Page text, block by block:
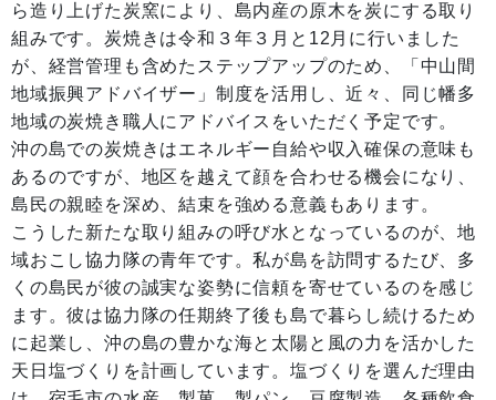
ら造り上げた炭窯により、島内産の原木を炭にする取り
組みです。炭焼きは令和３年３月と12月に行いました
が、経営管理も含めたステップアップのため、「中山間
地域振興アドバイザー」制度を活用し、近々、同じ幡多
地域の炭焼き職人にアドバイスをいただく予定です。
沖の島での炭焼きはエネルギー自給や収入確保の意味も
あるのですが、地区を越えて顔を合わせる機会になり、
島民の親睦を深め、結束を強める意義もあります。
こうした新たな取り組みの呼び水となっているのが、地
域おこし協力隊の青年です。私が島を訪問するたび、多
くの島民が彼の誠実な姿勢に信頼を寄せているのを感じ
ます。彼は協力隊の任期終了後も島で暮らし続けるため
に起業し、沖の島の豊かな海と太陽と風の力を活かした
天日塩づくりを計画しています。塩づくりを選んだ理由